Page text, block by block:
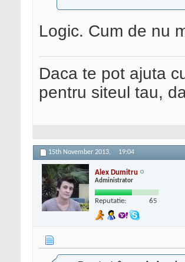
Logic. Cum de nu
Daca te pot ajuta
pentru siteul tau,
15th November 2013, 19:04
Alex Dumitru
Administrator
Reputatie: 65